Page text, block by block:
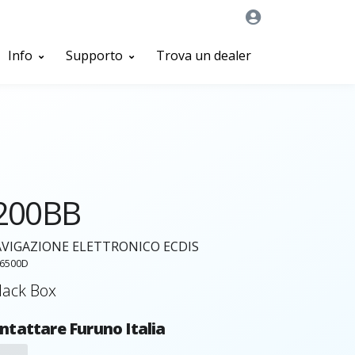
Info Supporto Trova un dealer
ELETTRONICO ECDIS
Box
Furuno Italia